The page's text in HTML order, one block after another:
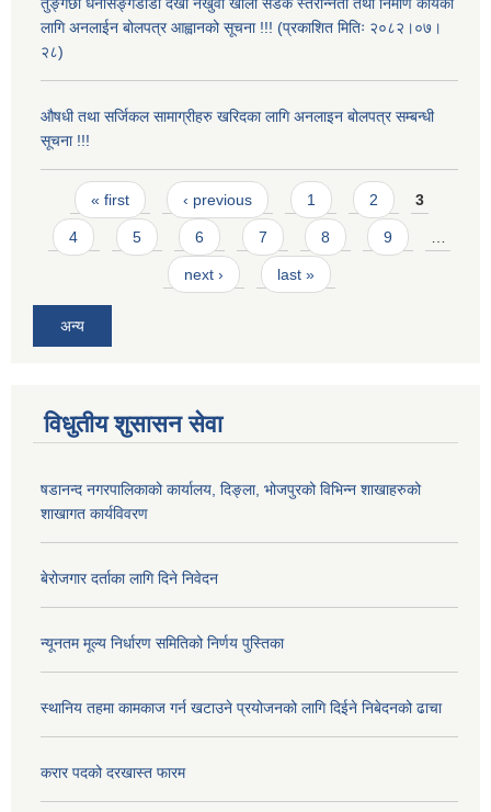
लागि अनलाईन बोलपत्र आह्वानको सूचना !!! (प्रकाशित मितिः २०८२।०७।
२८)
औषधी तथा सर्जिकल सामाग्रीहरु खरिदका लागि अनलाइन बोलपत्र सम्बन्धी
सूचना !!!
Pages
« first ‹ previous 1 2 3
4 5 6 7 8 9 …
next › last »
अन्य
विधुतीय शुसासन सेवा
षडानन्द नगरपालिकाको कार्यालय, दिङ्ला, भोजपुरको विभिन्न शाखाहरुको
शाखागत कार्यविवरण
बेरोजगार दर्ताका लागि दिने निवेदन
न्यूनतम मूल्य निर्धारण समितिको निर्णय पुस्तिका
स्थानिय तहमा कामकाज गर्न खटाउने प्रयोजनको लागि दिईने निबेदनको ढाचा
करार पदको दरखास्त फारम